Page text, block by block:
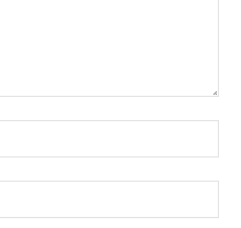
:*
:*